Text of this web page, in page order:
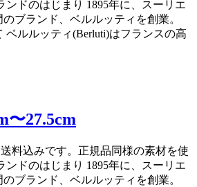
ンドのはじまり 1895年に、スーリエ
ブランド、ベルルッティを創業。
ベルルッティ(Berluti)はフランスの高
〜27.5cm
料込みです。正規品同様の素材を使
ンドのはじまり 1895年に、スーリエ
ブランド、ベルルッティを創業。